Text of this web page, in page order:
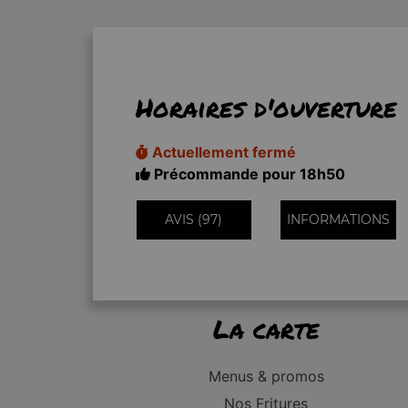
Horaires d'ouverture
Actuellement fermé
Précommande pour 18h50
AVIS (97) INFORMATIONS
La carte
Menus & promos
Nos Fritures